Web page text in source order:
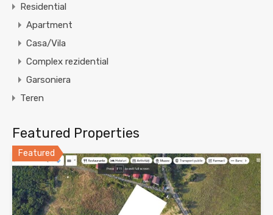
Residential
Apartment
Casa/Vila
Complex rezidential
Garsoniera
Teren
Featured Properties
Featured